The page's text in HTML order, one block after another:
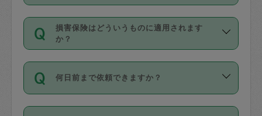
能です。依頼送信後、個別にタスカジさ
んにメッセージを送り調整してくださ
い。ただし、２時間を越えての調整はで
時間も被らない場合、損害保険の対象外
基本的に、高所での作業や危険作業、屋
外での作業は対象外です。
育園や学校の給食やレストランで料理関
係の専門職に従事されていた方、日本で
すでにハウスキーパーや英語の先生とし
てお仕事をしているフィリピン出身の
社員など様々なバックグラウンドの方が
登録しています。
応募の際に、各自事務局との面接と説明
を行っています。その後、身分証明書の
写真提出をしていただいています。外国
確認しています。タスカジさんトレーニ
ング動画を使ったセルフトレーニングの
損害保険はどういうものに適用されます
か？
依頼者とタスカジさんとの間でタスカジ
を通して成立した作業時間内での作業に
適用されます。作業範囲は、掃除、洗
何日前まで依頼できますか？
ご依頼は、現在を起点に3日後（72時間